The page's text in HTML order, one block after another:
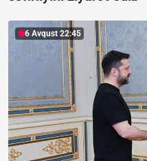
6 Avqust 22:45